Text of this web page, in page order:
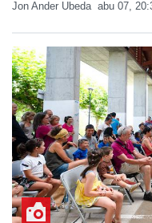
Jon Ander Ubeda abu 07,